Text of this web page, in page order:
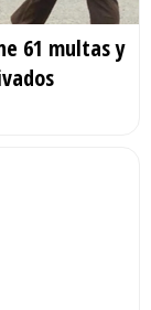
61 multas y